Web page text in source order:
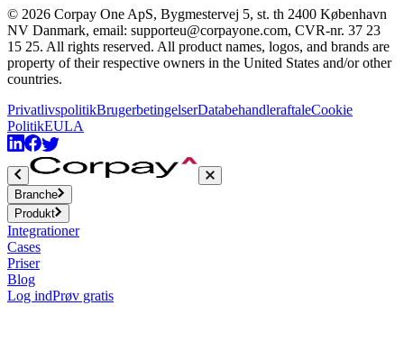
© 2026 Corpay One ApS, Bygmestervej 5, st. th 2400 København
NV Danmark, email: supporteu@corpayone.com, CVR-nr. 37 23
15 25. All rights reserved. All product names, logos, and brands are
property of their respective owners in the United States and/or other
countries.
PrivatlivspolitikBrugerbetingelserDatabehandleraftaleCookie
PolitikEULA
Branche
Produkt
Integrationer
Cases
Priser
Blog
Log indPrøv gratis